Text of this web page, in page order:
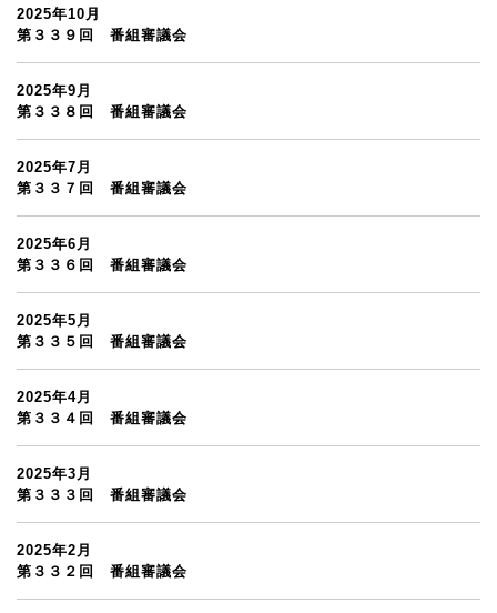
2025年10月
第３３９回 番組審議会
2025年9月
第３３８回 番組審議会
2025年7月
第３３７回 番組審議会
2025年6月
第３３６回 番組審議会
2025年5月
第３３５回 番組審議会
2025年4月
第３３４回 番組審議会
2025年3月
第３３３回 番組審議会
2025年2月
第３３２回 番組審議会